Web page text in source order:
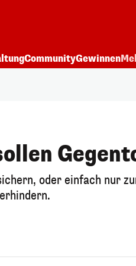
CommunityGewinnen
oder einfach nur